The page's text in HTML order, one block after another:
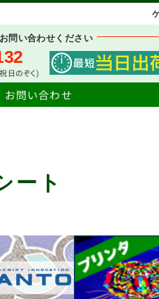
問い合わせください
日のぞく)
お問い合わせ
ート